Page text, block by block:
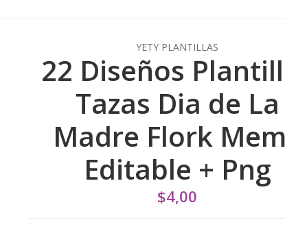
YETY PLANTILLAS
22 Diseños
Tazas Dia de La
Madre Flork
Editable + Png
$4,00